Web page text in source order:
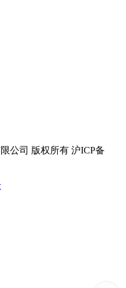
公司 版权所有 沪ICP备